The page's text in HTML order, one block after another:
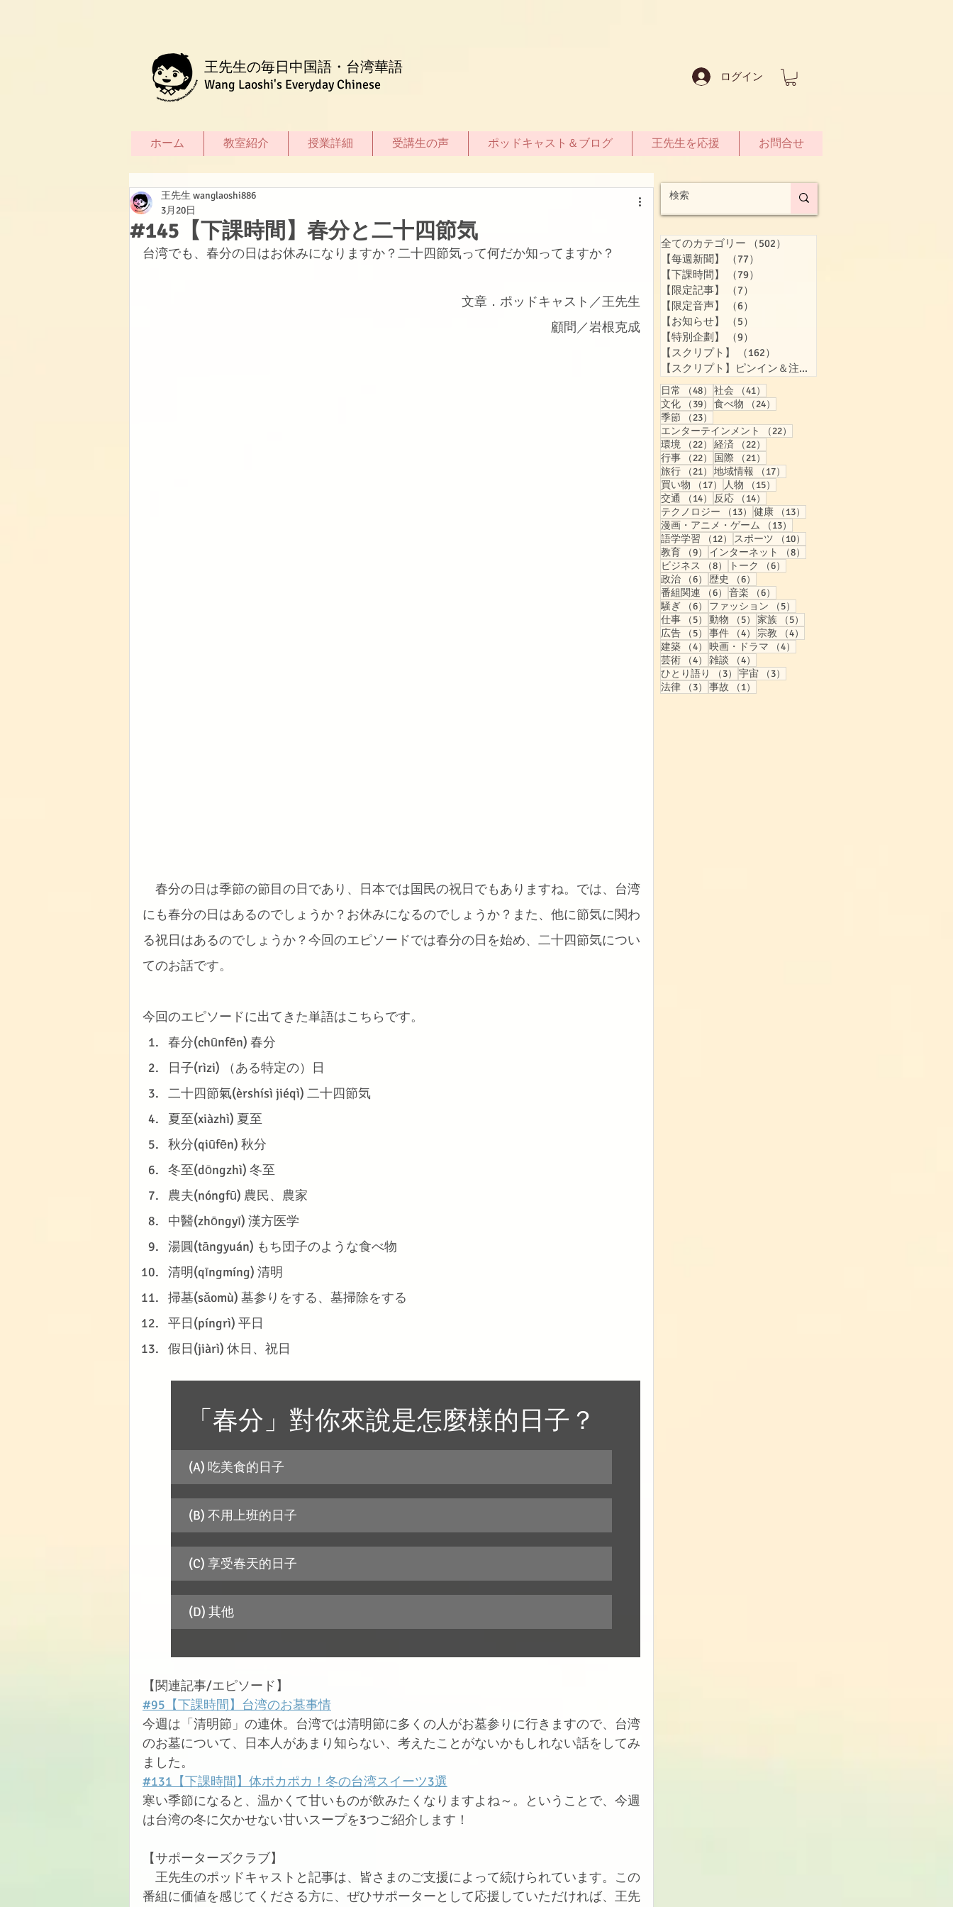
王先生の毎日中国語・台湾華語
Wang Laoshi's Everyday Chinese
ログイン
ホーム 教室紹介 授業詳細 受講生の声 ポッドキャスト＆ブログ 王先生を応援 お問合せ
#145【下課時間】春分と二十四節気
王先生 wanglaoshi886
3月20日
台湾でも、春分の日はお休みになりますか？二十四節気って何だか知ってますか？
文章．ポッドキャスト／王先生
顧問／岩根克成
春分の日は季節の節目の日であり、日本では国民の祝日でもありますね。では、台湾
にも春分の日はあるのでしょうか？お休みになるのでしょうか？また、他に節気に関わ
る祝日はあるのでしょうか？今回のエピソードでは春分の日を始め、二十四節気につい
てのお話です。
今回のエピソードに出てきた単語はこちらです。
春分(chūnfēn) 春分
日子(rìzi) （ある特定の）日
二十四節氣(èrshísì jiéqì) 二十四節気
夏至(xiàzhì) 夏至
秋分(qiūfēn) 秋分
冬至(dōngzhì) 冬至
農夫(nóngfū) 農民、農家
中醫(zhōngyī) 漢方医学
湯圓(tāngyuán) もち団子のような食べ物
清明(qīngmíng) 清明
掃墓(sǎomù) 墓参りをする、墓掃除をする
平日(píngrì) 平日
假日(jiàrì) 休日、祝日
「春分」對你來說是怎麼樣的日子？
(A) 吃美食的日子
(B) 不用上班的日子
(C) 享受春天的日子
(D) 其他
【関連記事/エピソード】
#95【下課時間】台湾のお墓事情
今週は「清明節」の連休。台湾では清明節に多くの人がお墓参りに行きますので、台湾
のお墓について、日本人があまり知らない、考えたことがないかもしれない話をしてみ
ました。
#131【下課時間】体ポカポカ！冬の台湾スイーツ3選
寒い季節になると、温かくて甘いものが飲みたくなりますよね～。ということで、今週
は台湾の冬に欠かせない甘いスープを3つご紹介します！
【サポーターズクラブ】
王先生のポッドキャストと記事は、皆さまのご支援によって続けられています。この
番組に価値を感じてくださる方に、ぜひサポーターとして応援していただければ、王先
全てのカテゴリー （502）
【每週新聞】
（77）
【下課時間】
（79）
【限定記事】
（7）
【限定音声】
（6）
【お知らせ】
（5）
【特別企劃】
（9）
【スクリプト】
（162）
【スクリプト】ピンイン＆注音付き
日常 （48） 48件の記事
社会 （41）
文化
（39） 39件の記事
食べ物 （24）
季節
（23）
エンターテインメント
（22）
環境
（22） 22件の記事
経済 （22）
行事
（22） 22件の記事
国際 （21）
旅行
（21） 21件の記事
地域情報 （17）
買い物
（17） 17件の記事
人物 （15）
交通
（14） 14件の記事
反応 （14）
テクノロジー
（13） 13件の記事
健康 （13）
漫画・アニメ・ゲーム
（13）
語学学習
（12） 12件の記事
スポーツ （10）
教育
（9） 9件の記事
インターネット （8）
ビジネス
（8） 8件の記事
トーク （6）
政治
（6） 6件の記事
歴史 （6）
番組関連
（6） 6件の記事
音楽 （6）
騒ぎ
（6） 6件の記事
ファッション （5）
仕事
（5） 5件の記事
動物 （5） 5件の記事
家族 （5）
広告
（5） 5件の記事
事件 （4） 4件の記事
宗教 （4）
建築
（4） 4件の記事
映画・ドラマ （4）
芸術
（4） 4件の記事
雑談 （4）
ひとり語り
（3） 3件の記事
宇宙 （3）
法律
（3） 3件の記事
事故 （1）